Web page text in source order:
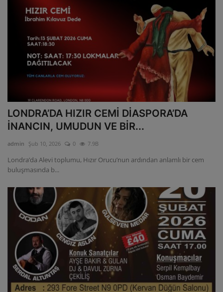
LONDRA’DA HIZIR CEMİ DİASPORA’DA
İNANCIN, UMUDUN VE BİR...
admin Şub 10, 2026 0 7.9B
Londra’da Alevi toplumu, Hızır Orucu’nun ardından anlamlı bir cem
buluşmasında b...